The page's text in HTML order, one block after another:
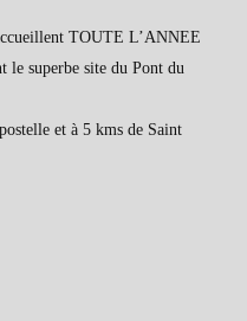
TOUTE L’ANNEE
le superbe site du Pont du
et à 5 kms de Saint